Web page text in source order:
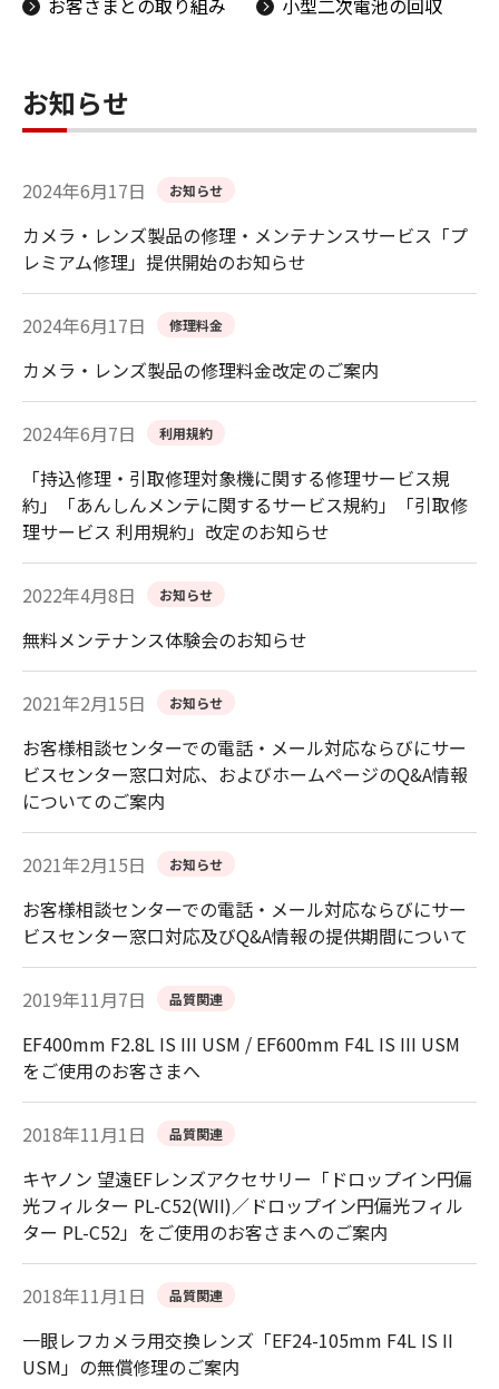
お知らせ
2024年6月17日 お知らせ
カメラ・レンズ製品の修理・メンテナンスサービス「プ
レミアム修理」提供開始のお知らせ
2024年6月17日 修理料金
カメラ・レンズ製品の修理料金改定のご案内
2024年6月7日 利用規約
「持込修理・引取修理対象機に関する修理サービス規
約」「あんしんメンテに関するサービス規約」「引取修
理サービス 利用規約」改定のお知らせ
2022年4月8日 お知らせ
無料メンテナンス体験会のお知らせ
2021年2月15日 お知らせ
お客様相談センターでの電話・メール対応ならびにサー
ビスセンター窓口対応、およびホームページのQ&A情報
についてのご案内
2021年2月15日 お知らせ
お客様相談センターでの電話・メール対応ならびにサー
ビスセンター窓口対応及びQ&A情報の提供期間について
2019年11月7日 品質関連
EF400mm F2.8L IS III USM / EF600mm F4L IS III USM
をご使用のお客さまへ
2018年11月1日 品質関連
キヤノン 望遠EFレンズアクセサリー「ドロップイン円偏
光フィルター PL-C52(WII)／ドロップイン円偏光フィル
ター PL-C52」をご使用のお客さまへのご案内
2018年11月1日 品質関連
一眼レフカメラ用交換レンズ「EF24-105mm F4L IS II
USM」の無償修理のご案内